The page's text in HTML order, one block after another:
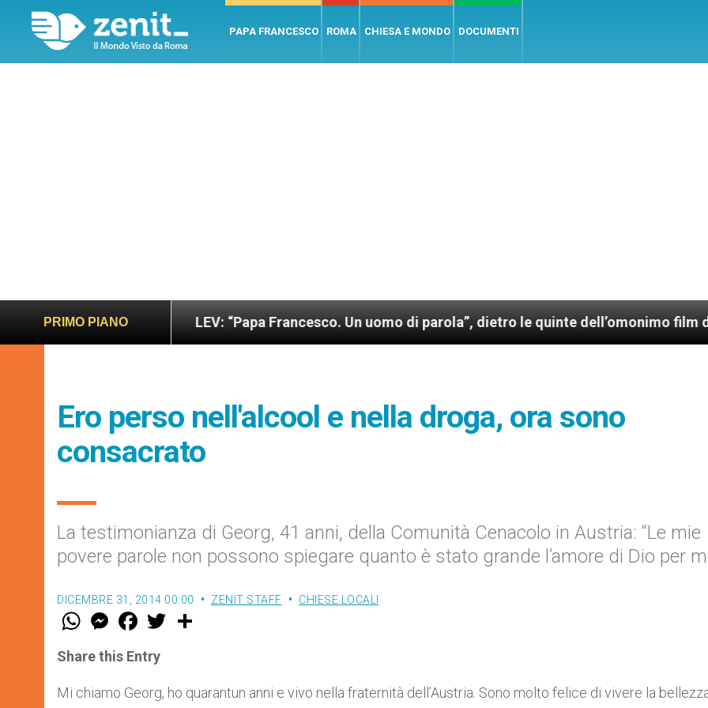
PAPA FRANCESCO ROMA CHIESA E MONDO DOCUMENTI
PRIMO PIANO
e giusto LEV: “Papa Francesco. Un uomo di parola”, dietro le quinte dell’omonimo film di Wim
Ero perso nell'alcool e nella droga, ora sono
consacrato
La testimonianza di Georg, 41 anni, della Comunità Cenacolo in Austria: “Le mie
povere parole non possono spiegare quanto è stato grande l’amore di Dio per
DICEMBRE 31, 2014 00:00 ZENIT STAFF CHIESE LOCALI
W
t
s
p
p
M
e
s
e
g
e
F
a
e
b
o
k
w
r
Share this Entry
Mi chiamo Georg, ho quarantun anni e vivo nella fraternità dell’Austria. Sono molto felice di vivere la